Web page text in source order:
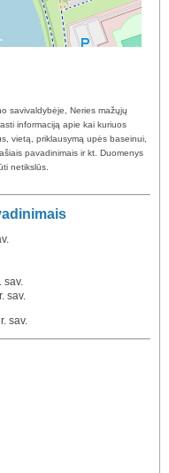
savivaldybėje, Neries mažųjų
informaciją apie kai kuriuos
vietą, priklausymą upės baseinui,
pavadinimais ir kt. Duomenys
netikslūs.
sav.
sav.
sav.